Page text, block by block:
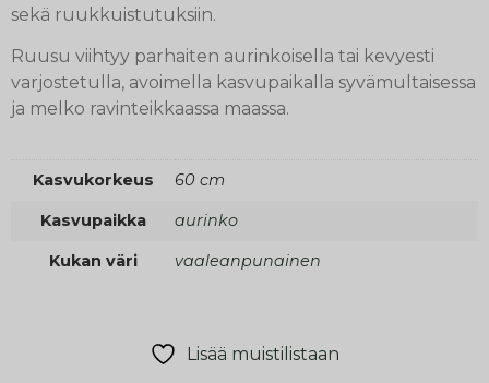
sekä ruukkuistutuksiin.
Ruusu viihtyy parhaiten aurinkoisella tai kevyesti
varjostetulla, avoimella kasvupaikalla syvämultaisessa
ja melko ravinteikkaassa maassa.
Kasvukorkeus 60 cm
Kasvupaikka aurinko
Kukan väri vaaleanpunainen
Lisää muistilistaan